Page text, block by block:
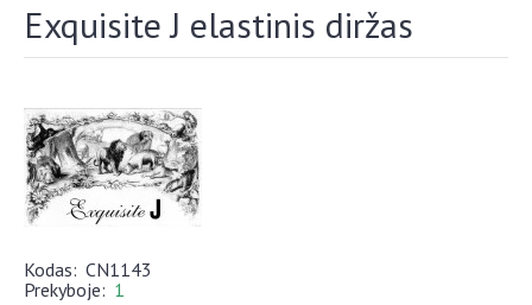
Exquisite J elastinis diržas
Kodas: CN1143
Prekyboje: 1